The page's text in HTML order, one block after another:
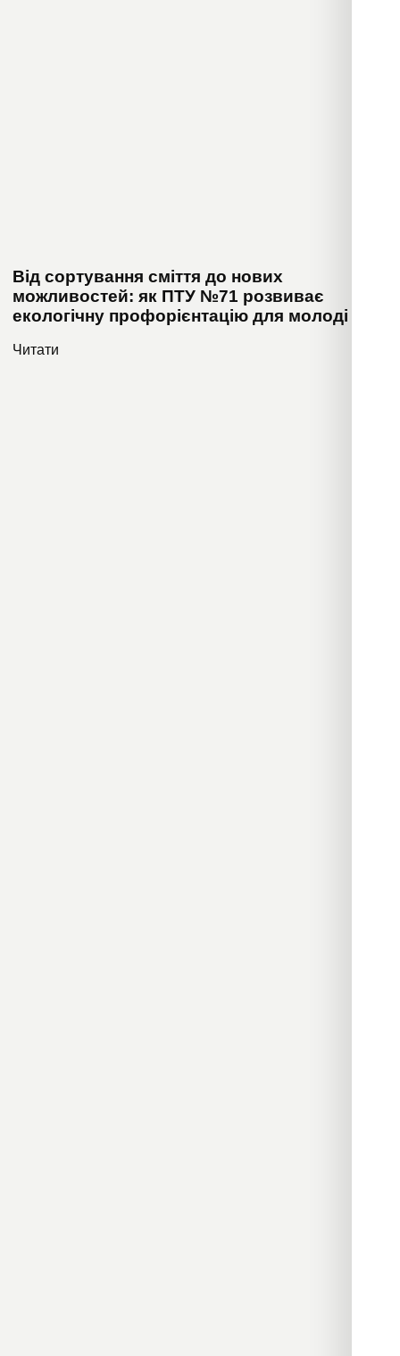
Від сортування сміття до нових
можливостей: як ПТУ №71 розвиває
екологічну профорієнтацію для молоді
Читати